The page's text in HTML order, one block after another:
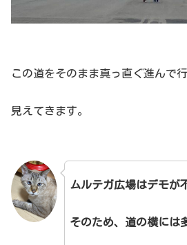
この道をそのまま真っ直ぐ進んで
見えてきます。
ムルテガ広場はデモが
そのため、道の横には